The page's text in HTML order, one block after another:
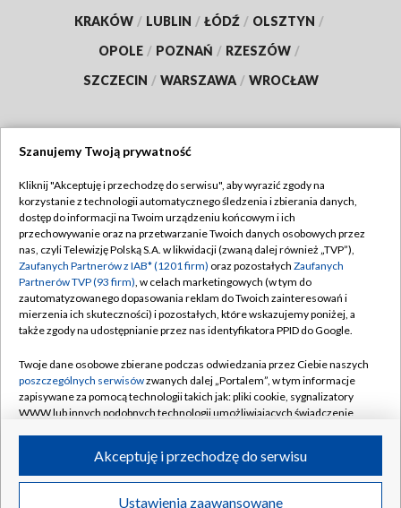
KRAKÓW / LUBLIN / ŁÓDŹ / OLSZTYN /
OPOLE / POZNAŃ / RZESZÓW /
SZCZECIN / WARSZAWA / WROCŁAW
TVP
Abonament TVP
Emisja w TVP
Centrum informacji TVP
Naziemna Telewizja Cyfrowa
Rada Programowa
System NOS
Informacje o nadawcy
Program dla prasy
Regulamin TVP
Polityka prywatności
Moje zgody
Pomoc
Kontakt
Kanały
©2026 Telewizja Polska S.A. w likwidacji
Szanujemy Twoją prywatność
Kliknij "Akceptuję i przechodzę do serwisu", aby wyrazić zgody na
korzystanie z technologii automatycznego śledzenia i zbierania danych,
dostęp do informacji na Twoim urządzeniu końcowym i ich
przechowywanie oraz na przetwarzanie Twoich danych osobowych przez
nas, czyli Telewizję Polską S.A. w likwidacji (zwaną dalej również „TVP”),
Zaufanych Partnerów z IAB* (1201 firm) oraz pozostałych Zaufanych
Partnerów TVP (93 firm), w celach marketingowych (w tym do
zautomatyzowanego dopasowania reklam do Twoich zainteresowań i
mierzenia ich skuteczności) i pozostałych, które wskazujemy poniżej, a
także zgody na udostępnianie przez nas identyfikatora PPID do Google.
Twoje dane osobowe zbierane podczas odwiedzania przez Ciebie naszych
poszczególnych serwisówzwanych dalej „Portalem”, w tym informacje
zapisywane za pomocą technologii takich jak: pliki cookie, sygnalizatory
WWW lub innych podobnych technologii umożliwiających świadczenie
ruchu w Internecie.
Twoje dane osobowe zbierane podczas odwiedzania przez Ciebie
Ustawienia zaawansowane
Akceptuję i przechodzę do serwisu